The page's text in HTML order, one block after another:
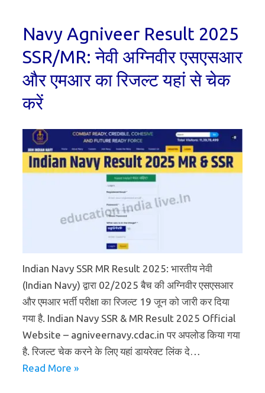
Navy Agniveer Result 2025
SSR/MR: नेवी अग्निवीर एसएसआर
और एमआर का रिजल्ट यहां से चेक
करें
Indian Navy SSR MR Result 2025: भारतीय नेवी
(Indian Navy) द्वारा 02/2025 बैच की अग्निवीर एसएसआर
और एमआर भर्ती परीक्षा का रिजल्ट 19 जून को जारी कर दिया
गया है. Indian Navy SSR & MR Result 2025 Official
Website – agniveernavy.cdac.in पर अपलोड किया गया
है. रिजल्ट चेक करने के लिए यहां डायरेक्ट लिंक दे…
Read More »